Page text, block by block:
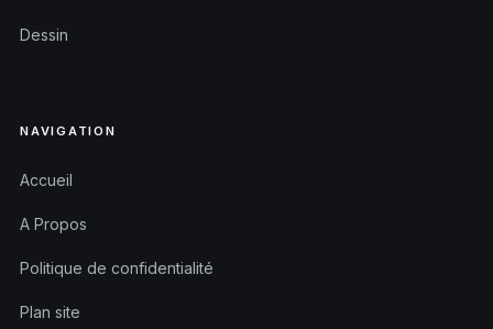
Dessin
NAVIGATION
Accueil
A Propos
Politique de confidentialité
Plan site